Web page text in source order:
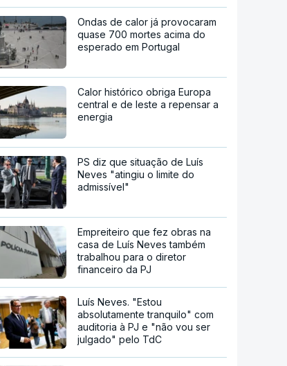
Ondas de calor já provocaram
quase 700 mortes acima do
esperado em Portugal
Calor histórico obriga Europa
central e de leste a repensar a
energia
PS diz que situação de Luís
Neves "atingiu o limite do
admissível"
Empreiteiro que fez obras na
casa de Luís Neves também
trabalhou para o diretor
financeiro da PJ
Luís Neves. "Estou
absolutamente tranquilo" com
auditoria à PJ e "não vou ser
julgado" pelo TdC